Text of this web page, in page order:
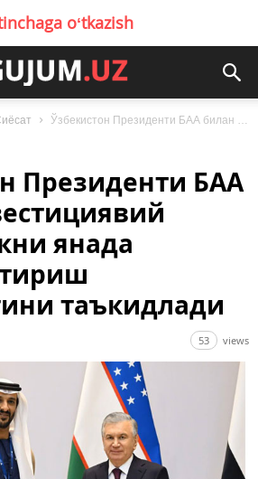
oʻtkazish
Ўзбекистон Президенти БАА билан инвестициявий ҳамкорликни янада ривожлантириш муҳимлигини таъкидлади
Президенти БАА
янада
таъкидлади
53 views